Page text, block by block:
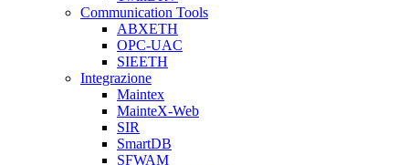
Communication Tools
ABXETH
OPC-UAC
SIEETH
Integrazione
Maintex
MainteX-Web
SIR
SmartDB
SFWAM